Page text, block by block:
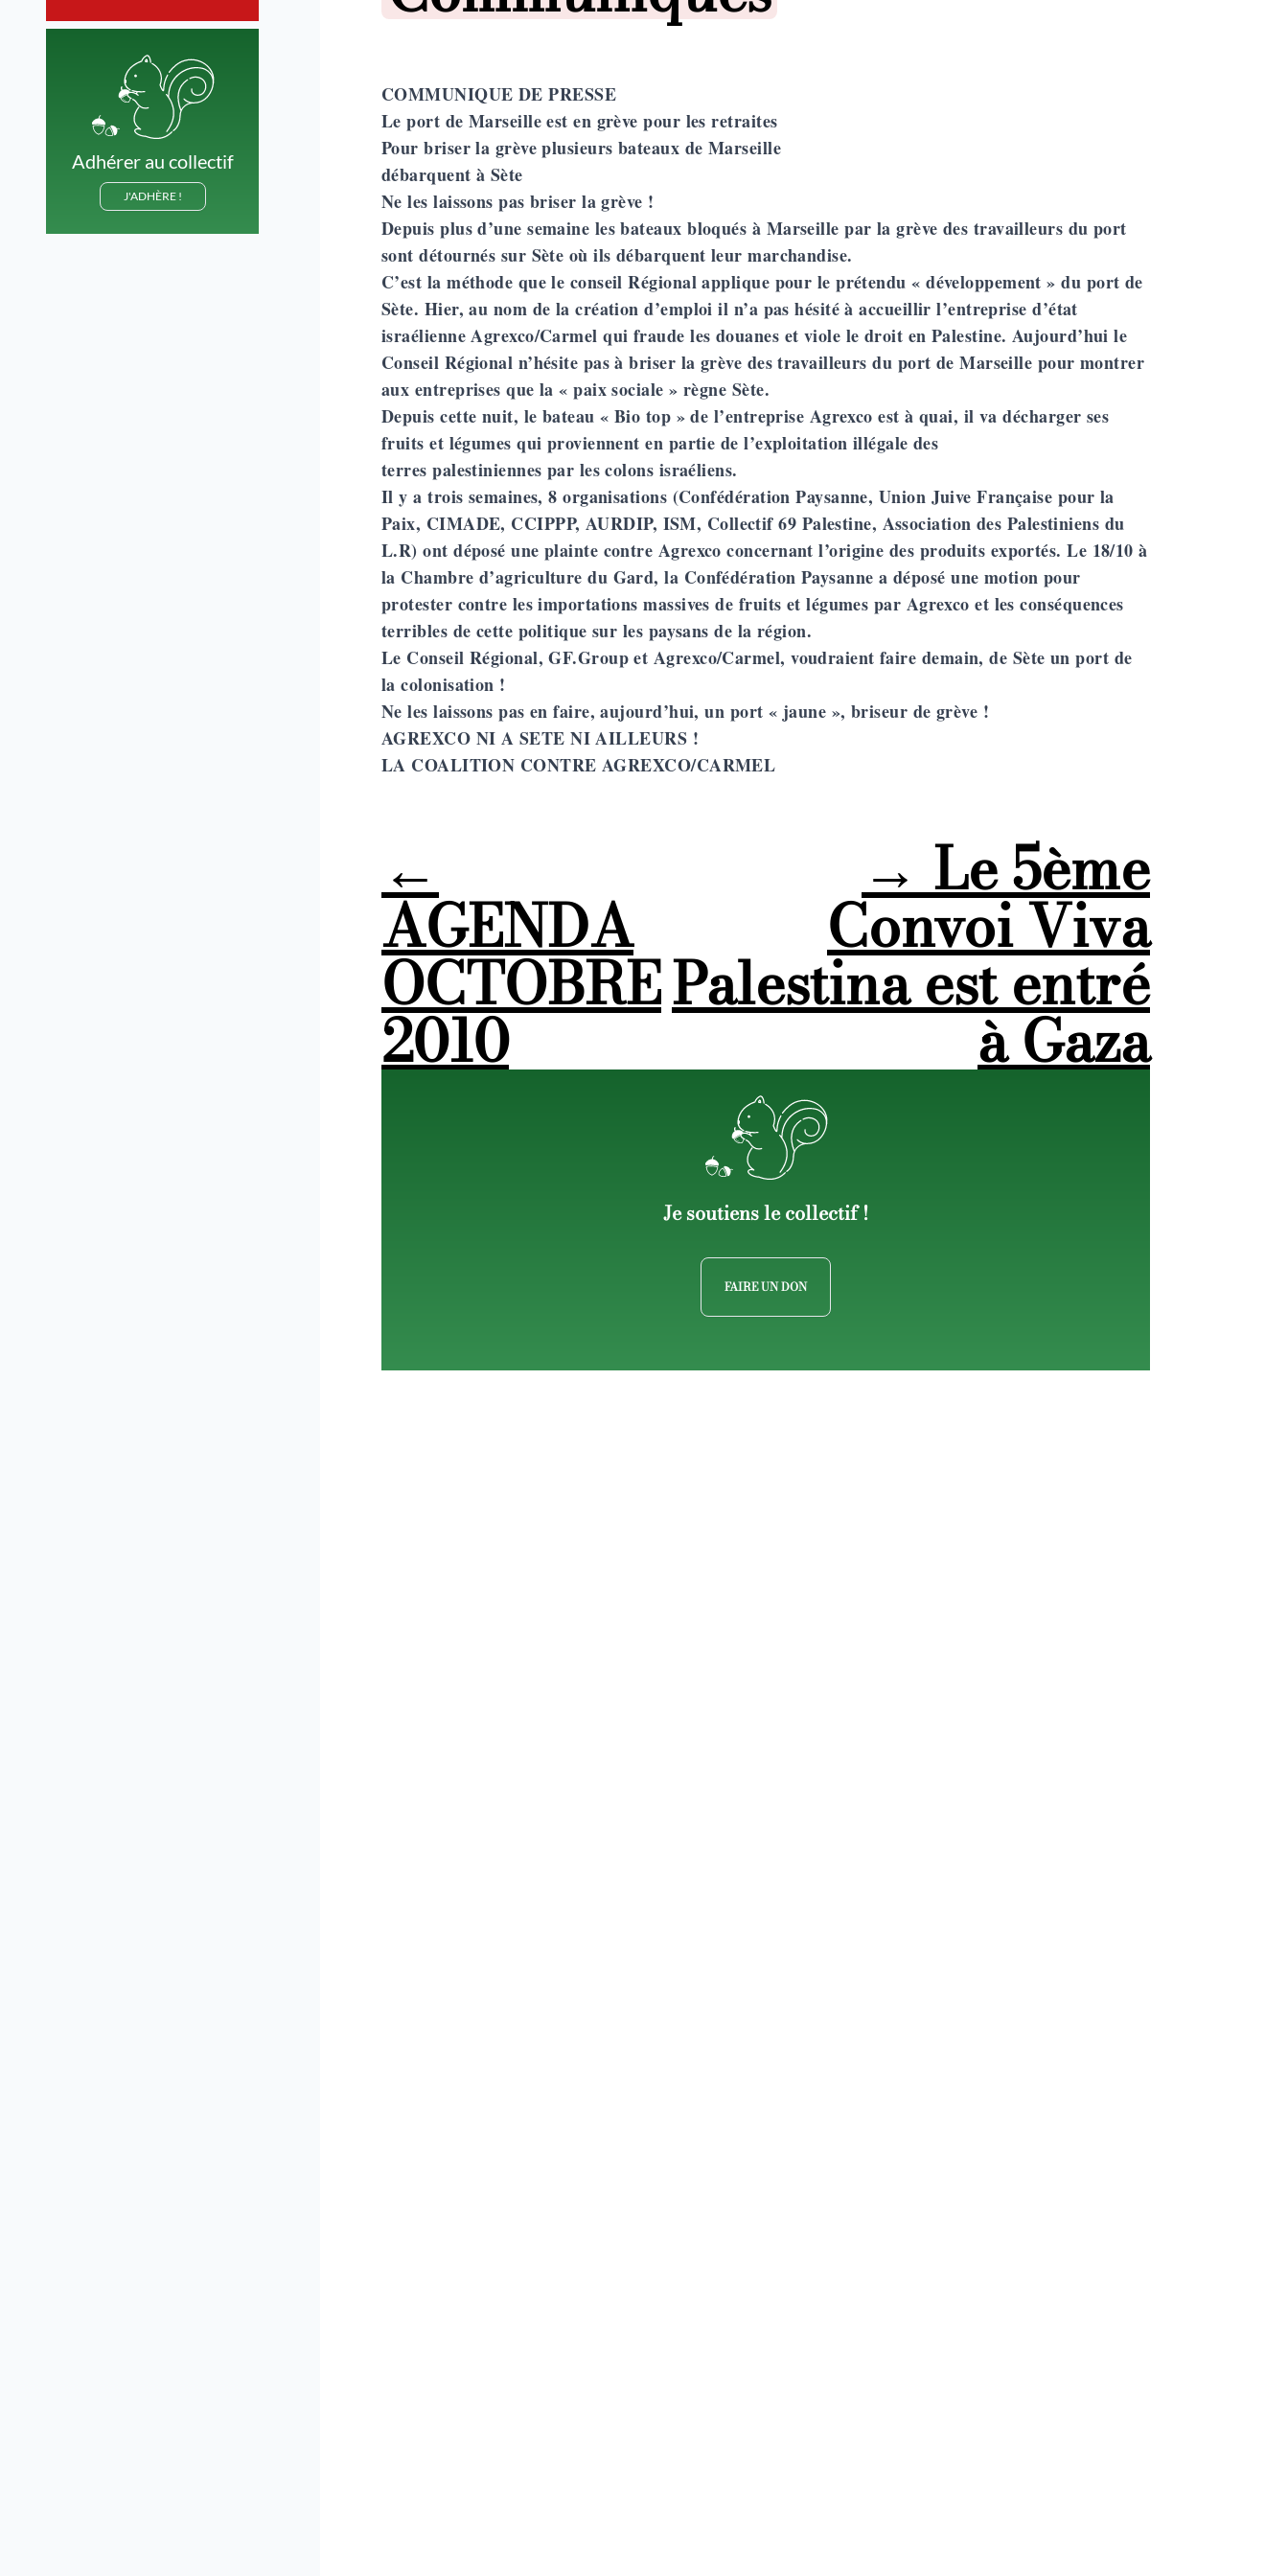
Adhérer au collectif
J'ADHÈRE !
COMMUNIQUE DE PRESSE
Le port de Marseille est en grève pour les retraites
Pour briser la grève plusieurs bateaux de Marseille
débarquent à Sète
Ne les laissons pas briser la grève !
Depuis plus d’une semaine les bateaux bloqués à Marseille par la grève des travailleurs du port
sont détournés sur Sète où ils débarquent leur marchandise.
C’est la méthode que le conseil Régional applique pour le prétendu « développement » du port de
Sète. Hier, au nom de la création d’emploi il n’a pas hésité à accueillir l’entreprise d’état
israélienne Agrexco/Carmel qui fraude les douanes et viole le droit en Palestine. Aujourd’hui le
Conseil Régional n’hésite pas à briser la grève des travailleurs du port de Marseille pour montrer
aux entreprises que la « paix sociale » règne Sète.
Depuis cette nuit, le bateau « Bio top » de l’entreprise Agrexco est à quai, il va décharger ses
fruits et légumes qui proviennent en partie de l’exploitation illégale des
terres palestiniennes par les colons israéliens.
Il y a trois semaines, 8 organisations (Confédération Paysanne, Union Juive Française pour la
Paix, CIMADE, CCIPPP, AURDIP, ISM, Collectif 69 Palestine, Association des Palestiniens du
L.R) ont déposé une plainte contre Agrexco concernant l’origine des produits exportés. Le 18/10 à
la Chambre d’agriculture du Gard, la Confédération Paysanne a déposé une motion pour
protester contre les importations massives de fruits et légumes par Agrexco et les conséquences
terribles de cette politique sur les paysans de la région.
Le Conseil Régional, GF.Group et Agrexco/Carmel, voudraient faire demain, de Sète un port de
la colonisation !
Ne les laissons pas en faire, aujourd’hui, un port « jaune », briseur de grève !
AGREXCO NI A SETE NI AILLEURS !
LA COALITION CONTRE AGREXCO/CARMEL
←
AGENDA
OCTOBRE
2010
→Le 5ème
Convoi Viva
Palestina est entré
à Gaza
Je soutiens le collectif !
FAIRE UN DON